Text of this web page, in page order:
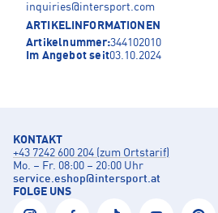
inquiries@intersport.com
ARTIKELINFORMATIONEN
Artikelnummer:344102010
Im Angebot seit03.10.2024
KONTAKT
+43 7242 600 204 (zum Ortstarif)
Mo. – Fr. 08:00 – 20:00 Uhr
service.eshop@intersport.at
FOLGE UNS